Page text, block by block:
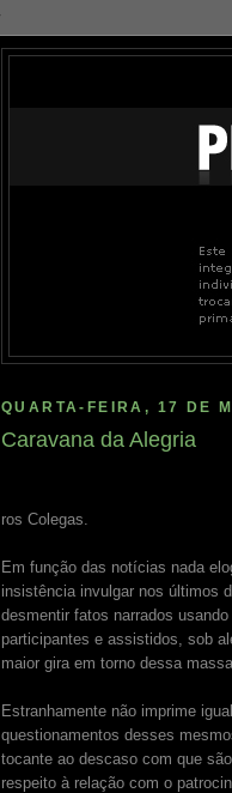
QUARTA-FEIRA, 17 DE
Caravana da Alegria
ros Colegas.
Em função das notícias nada
insistência invulgar nos últimos
desmentir fatos narrados
participantes e assistidos, sob
maior gira em torno dessa massa.
Estranhamente não imprime
questionamentos desses
tocante ao descaso com que
respeito à relação com o